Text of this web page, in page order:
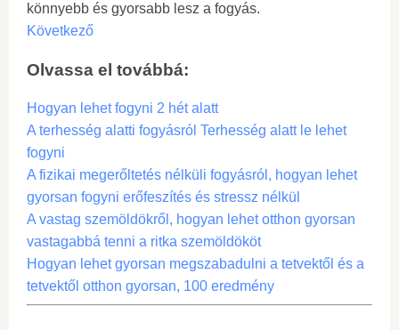
könnyebb és gyorsabb lesz a fogyás.
Következő
Olvassa el továbbá:
Hogyan lehet fogyni 2 hét alatt
A terhesség alatti fogyásról Terhesség alatt le lehet
fogyni
A fizikai megerőltetés nélküli fogyásról, hogyan lehet
gyorsan fogyni erőfeszítés és stressz nélkül
A vastag szemöldökről, hogyan lehet otthon gyorsan
vastagabbá tenni a ritka szemöldököt
Hogyan lehet gyorsan megszabadulni a tetvektől és a
tetvektől otthon gyorsan, 100 eredmény